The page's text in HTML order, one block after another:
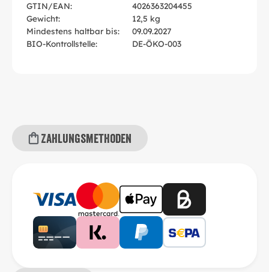
GTIN/EAN:
4026363204455
Gewicht:
12,5 kg
Mindestens haltbar bis:
09.09.2027
BIO-Kontrollstelle:
DE-ÖKO-003
Zahlungsmethoden